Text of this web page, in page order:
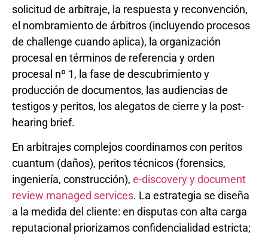
solicitud de arbitraje, la respuesta y reconvención,
el nombramiento de árbitros (incluyendo procesos
de challenge cuando aplica), la organización
procesal en términos de referencia y orden
procesal nº 1, la fase de descubrimiento y
producción de documentos, las audiencias de
testigos y peritos, los alegatos de cierre y la post-
hearing brief.
En arbitrajes complejos coordinamos con peritos
cuantum (daños), peritos técnicos (forensics,
ingeniería, construcción), e-discovery y document
review managed services. La estrategia se diseña
a la medida del cliente: en disputas con alta carga
reputacional priorizamos confidencialidad estricta;